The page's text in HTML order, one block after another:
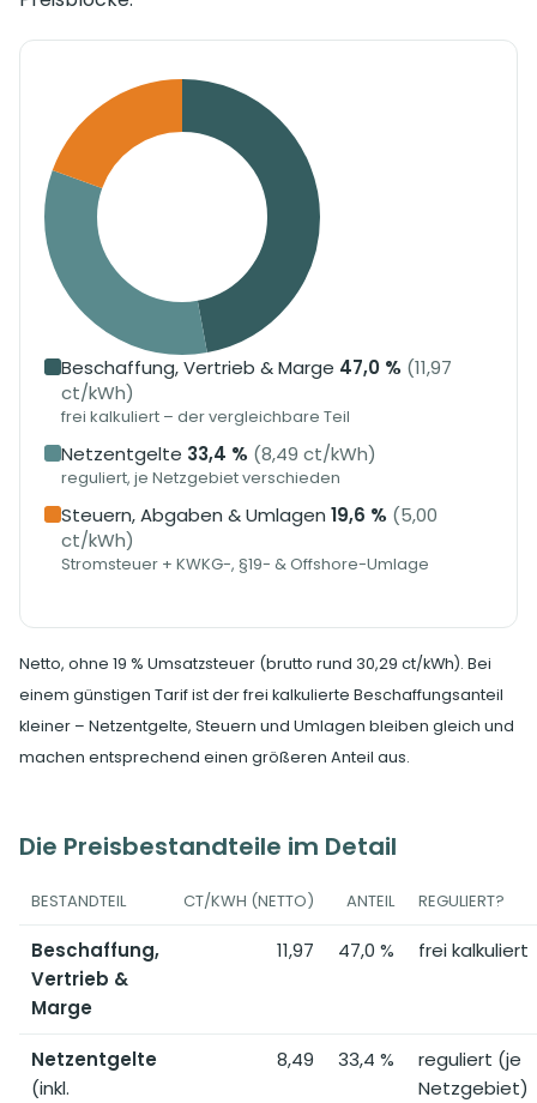
Beschaffung, Vertrieb & Marge 47,0 % (11,97
ct/kWh)
frei kalkuliert – der vergleichbare Teil
Netzentgelte 33,4 % (8,49 ct/kWh)
reguliert, je Netzgebiet verschieden
Steuern, Abgaben & Umlagen 19,6 % (5,00
ct/kWh)
Stromsteuer + KWKG-, §19- & Offshore-Umlage
Netto, ohne 19 % Umsatzsteuer (brutto rund 30,29 ct/kWh). Bei
einem günstigen Tarif ist der frei kalkulierte Beschaffungsanteil
kleiner – Netzentgelte, Steuern und Umlagen bleiben gleich und
machen entsprechend einen größeren Anteil aus.
Die Preisbestandteile im Detail
BESTANDTEIL CT/KWH (NETTO) ANTEIL REGULIERT?
Beschaffung,
Vertrieb &
Marge
11,97 47,0 % frei kalkuliert
Netzentgelte
(inkl.
8,49 33,4 %
reguliert (je
Netzgebiet)